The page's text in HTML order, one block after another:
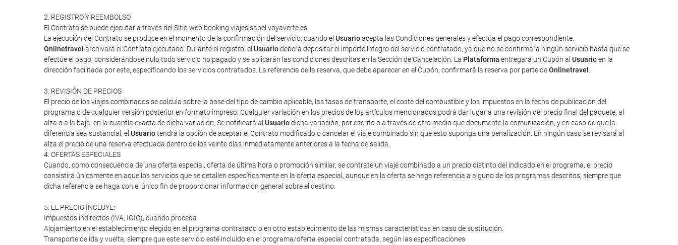
2. REGISTRO Y REEMBOLSO
El Contrato se puede ejecutar a través del Sitio web booking.viajesisabel.voyaverte.es.
La ejecución del Contrato se produce en el momento de la confirmación del servicio, cuando el Usuarioacepta las Condiciones generales y efectúa el pago correspondiente.
Onlinetravel archivará el Contrato ejecutado. Durante el registro, el Usuariodeberá depositar el importe íntegro del servicio contratado, ya que no se confirmará ningún servicio hasta que se
efectúe el pago, considerándose nulo todo servicio no pagado y se aplicarán las condiciones descritas en la Sección de Cancelación. La Plataforma entregará un Cupón al Usuarioen la
dirección facilitada por este, especificando los servicios contratados. La referencia de la reserva, que debe aparecer en el Cupón, confirmará la reserva por parte deOnlinetravel
3. REVISIÓN DE PRECIOS
El precio de los viajes combinados se calcula sobre la base del tipo de cambio aplicable, las tasas de transporte, el coste del combustible y los impuestos en la fecha de publicación del
programa o de cualquier versión posterior en formato impreso. Cualquier variación en los precios de los artículos mencionados podrá dar lugar a una revisión del precio final del paquete, al
alza o a la baja, en la cuantía exacta de dicha variación. Se notificará al Usuariodicha variación, por escrito o a través de otro medio que documente la comunicación, y en caso de que la
diferencia sea sustancial, el Usuariotendrá la opción de aceptar el Contrato modificado o cancelar el viaje combinado sin que esto suponga una penalización. En ningún caso se revisará al
alza el precio de una reserva efectuada dentro de los veinte días inmediatamente anteriores a la fecha de salida.
4. OFERTAS ESPECIALES
Cuando, como consecuencia de una oferta especial, oferta de última hora o promoción similar, se contrate un viaje combinado a un precio distinto del indicado en el programa, el precio
consistirá únicamente en aquellos servicios que se detallen específicamente en la oferta especial, aunque en la oferta se haga referencia a alguno de los programas descritos, siempre que
dicha referencia se haga con el único fin de proporcionar información general sobre el destino.
5. EL PRECIO INCLUYE:
Impuestos indirectos (IVA, IGIC), cuando proceda
Alojamiento en el establecimiento elegido en el programa contratado o en otro establecimiento de las mismas características en caso de sustitución.
Transporte de ida y vuelta, siempre que este servicio esté incluido en el programa/oferta especial contratada, según las especificaciones